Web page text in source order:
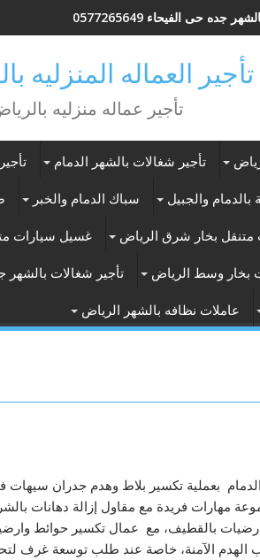
جده حى الفيحاء 0577265649
تأجير عماله منزليه
تأجير شغالات بالشهر الدمام
والجبيل سباك الدمام والخبر
بخار شرق الرياض غسيل سيارات
بخار وسط الرياض تأجير شغالات بالشهر
عاملات نظافه بالشهر الرياض
بعملية تكسير بلاط وهدم جدران سيهات
مهارات فريدة مع مقاول إزالة دهانات
بالقطيف، مع عمال تكسير حوائط
الهدم الآمنة، خاصة عند طلب توسعة غرف